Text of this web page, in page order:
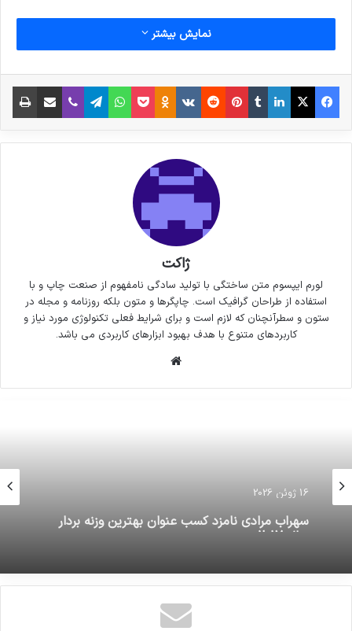
نمایش بیشتر
فیس بوک X لینکدین
‫تامبلر‫پین‌ترست
‫رددیت‫VKontakte
‫Odnoklassniki
پاکتواتس آپ تلگراموایبر اشتراک گذاری از طریق ایمیل
ژاکت
لورم ایپسوم متن ساختگی با تولید سادگی نامفهوم از صنعت چاپ و با
استفاده از طراحان گرافیک است. چاپگرها و متون بلکه روزنامه و مجله در
ستون و سطرآنچنان که لازم است و برای شرایط فعلی تکنولوژی مورد نیاز و
کاربردهای متنوع با هدف بهبود ابزارهای کاربردی می باشد.
16 ژوئن 2026
سال 2017